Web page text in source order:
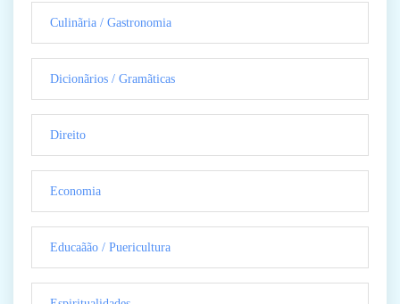
Culinãria / Gastronomia
Dicionãrios / Gramãticas
Direito
Economia
Educaãão / Puericultura